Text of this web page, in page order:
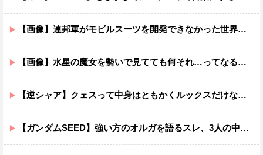
【画像】連邦軍がモビルスーツを開発できなかった世界線のガンダムｗｗｗｗｗｗｗ
【画像】水星の魔女を勢いで見てても何それ…ってなる部分ｗｗｗｗｗｗｗｗ
【逆シャア】クェスって中身はともかくルックスだけなら最高だな
【ガンダムSEED】強い方のオルガを語るスレ、3人の中でも強化は一番されてない方